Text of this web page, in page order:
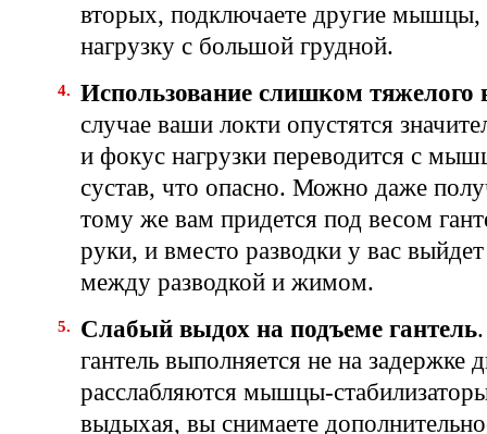
вторых, подключаете другие мышцы,
нагрузку с большой грудной.
Использование слишком тяжелого
случае ваши локти опустятся
и фокус нагрузки переводится с
сустав, что опасно. Можно даже
тому же вам придется под весом
руки, и вместо разводки у вас
между разводкой и жимом.
Слабый выдох на подъеме гантель
гантель выполняется не на задержке
расслабляются мышцы-
выдыхая, вы снимаете